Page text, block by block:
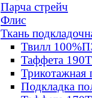
Парча стрейч
Флис
Ткань
Твилл
Таффета
Трикотажная
Подкладка